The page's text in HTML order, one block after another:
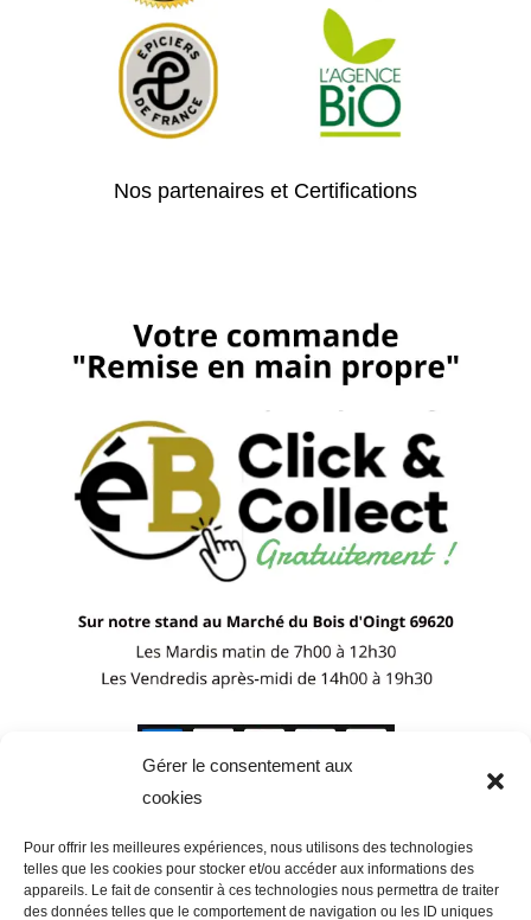
Gérer le consentement aux
cookies
Pour offrir les meilleures expériences, nous utilisons des technologies
telles que les cookies pour stocker et/ou accéder aux informations des
appareils. Le fait de consentir à ces technologies nous permettra de traiter
des données telles que le comportement de navigation ou les ID uniques
Nos partenaires et Certifications